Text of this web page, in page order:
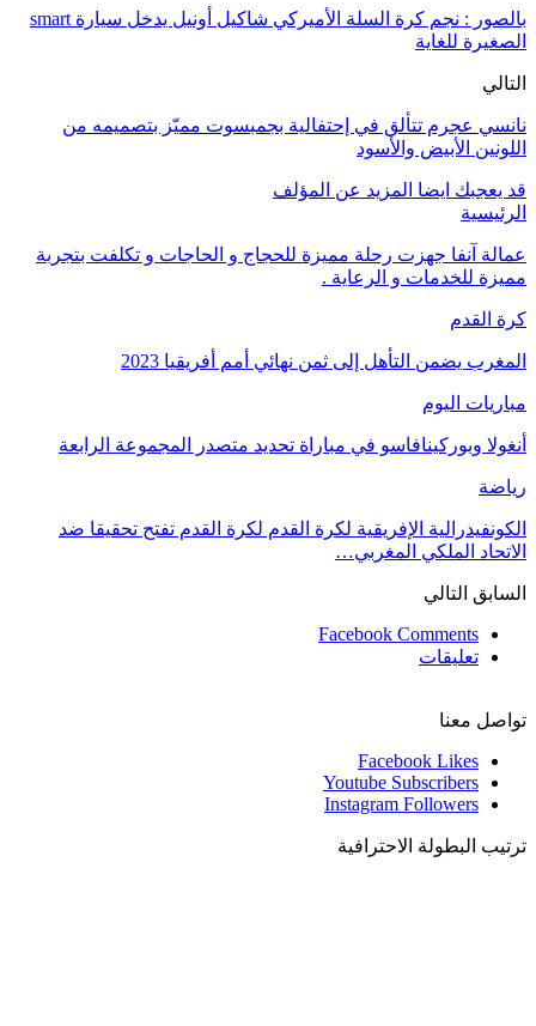
بالصور : نجم كرة السلة الأميركي شاكيل أونيل يدخل سيارة smart
الصغيرة للغاية
التالي
نانسي عجرم تتألق في إحتفالية بجمبسوت مميّز بتصميمه من
اللونين الأبيض والأسود
قد يعجبك ايضا المزيد عن المؤلف
الرئيسية
عمالة آنفا جهزت رحلة مميزة للحجاج و الحاجات و تكلفت بتجربة
مميزة للخدمات و الرعاية .
كرة القدم
المغرب يضمن التأهل إلى ثمن نهائي أمم أفريقيا 2023
مباريات اليوم
أنغولا وبوركينافاسو في مباراة تحديد متصدر المجموعة الرابعة
رياضة
الكونفيدرالية الإفريقية لكرة القدم لكرة القدم تفتح تحقيقا ضد
الاتحاد الملكي المغربي…
السابق التالي
Facebook Comments
تعليقات
تواصل معنا
Facebook Likes
Youtube Subscribers
Instagram Followers
ترتيب البطولة الاحترافية